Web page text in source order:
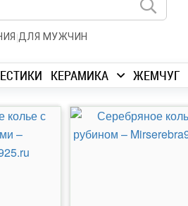
|ДЛЯ МУЖЧИН
КЕРАМИКА ЖЕМЧУГ